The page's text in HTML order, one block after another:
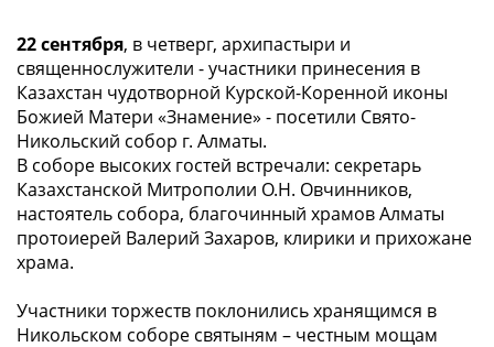
22 сентября, в четверг, архипастыри и
священнослужители - участники принесения в
Казахстан чудотворной Курской-Коренной иконы
Божией Матери «Знамение» - посетили Свято-
Никольский собор г. Алматы.
В соборе высоких гостей встречали: секретарь
Казахстанской Митрополии О.Н. Овчинников,
настоятель собора, благочинный храмов Алматы
протоиерей Валерий Захаров, клирики и прихожане
храма.
Участники торжеств поклонились хранящимся в
Никольском соборе святыням – честным мощам